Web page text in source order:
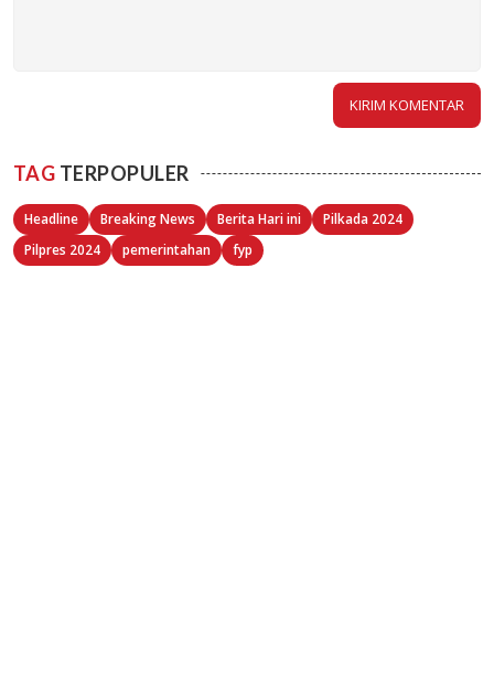
TAG TERPOPULER
Headline Breaking News Berita Hari ini
Pilkada 2024
Pilpres 2024
pemerintahan fyp